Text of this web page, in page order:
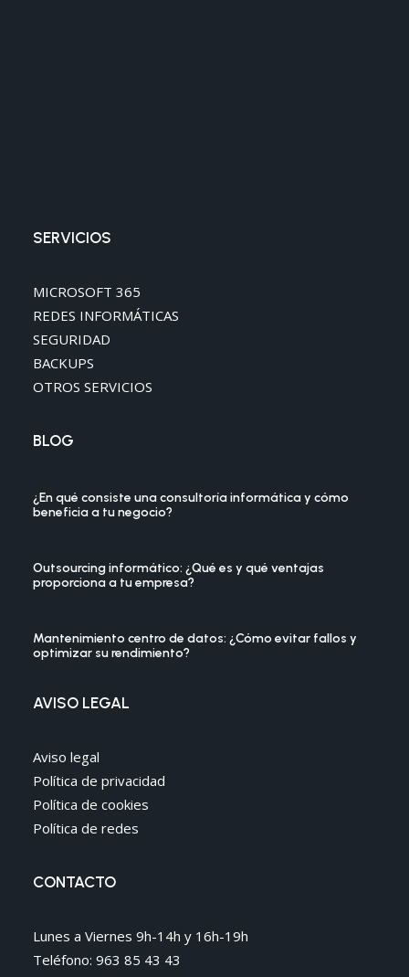
SERVICIOS
MICROSOFT 365
REDES INFORMÁTICAS
SEGURIDAD
BACKUPS
OTROS SERVICIOS
BLOG
¿En qué consiste una consultoría informática y cómo
beneficia a tu negocio?
Outsourcing informático: ¿Qué es y qué ventajas
proporciona a tu empresa?
Mantenimiento centro de datos: ¿Cómo evitar fallos y
optimizar su rendimiento?
AVISO LEGAL
Aviso legal
Política de privacidad
Política de cookies
Política de redes
CONTACTO
Lunes a Viernes 9h-14h y 16h-19h
Teléfono: 963 85 43 43